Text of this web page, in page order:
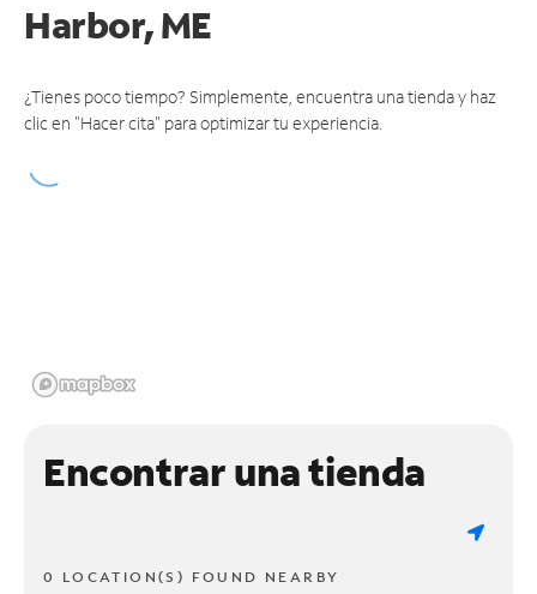
Harbor, ME
¿Tienes poco tiempo? Simplemente, encuentra una tienda y haz
clic en "Hacer cita" para optimizar tu experiencia.
Encontrar una tienda
0 LOCATION(S) FOUND NEARBY